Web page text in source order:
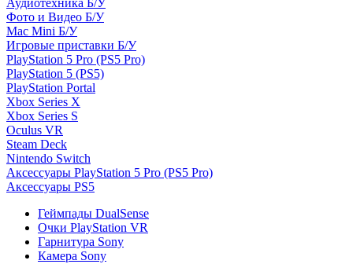
Аудиотехника Б/У
Фото и Видео Б/У
Mac Mini Б/У
Игровые приставки Б/У
PlayStation 5 Pro (PS5 Pro)
PlayStation 5 (PS5)
PlayStation Portal
Xbox Series X
Xbox Series S
Oculus VR
Steam Deck
Nintendo Switch
Аксессуары PlayStation 5 Pro (PS5 Pro)
Аксессуары PS5
Геймпады DualSense
Очки PlayStation VR
Гарнитура Sony
Камера Sony